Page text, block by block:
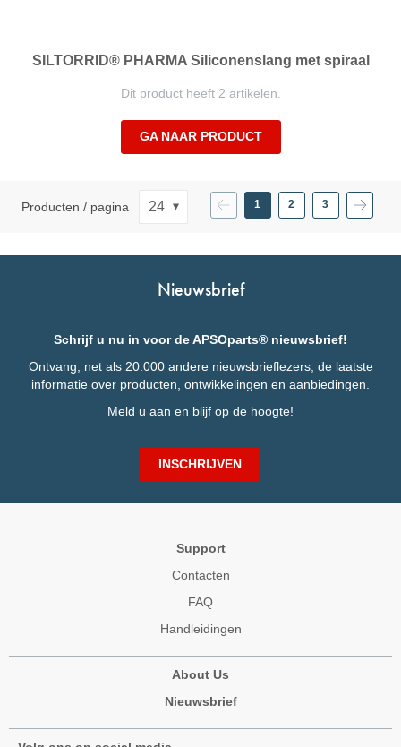
SILTORRID® PHARMA Siliconenslang met spiraal
Dit product heeft 2 artikelen.
GA NAAR PRODUCT
Pagina
Pagina
Vorige
U
pagina
1 Pagina
2 Pagina
3 Pagina
Producten / pagina
Nieuwsbrief
Schrijf u nu in voor de APSOparts® nieuwsbrief!
Ontvang, net als 20.000 andere nieuwsbrieflezers, de laatste
informatie over producten, ontwikkelingen en aanbiedingen.
Meld u aan en blijf op de hoogte!
INSCHRIJVEN
Support
Contacten
FAQ
Handleidingen
About Us
Nieuwsbrief